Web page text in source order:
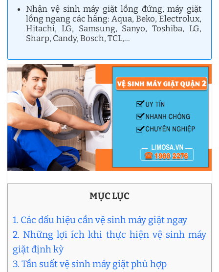
Nhận vệ sinh máy giặt lồng đứng, máy giặt
lồng ngang các hãng: Aqua, Beko, Electrolux,
Hitachi, LG, Samsung, Sanyo, Toshiba, LG,
Sharp, Candy, Bosch, TCL,…
MỤC LỤC
1. Các dấu hiệu cần vệ sinh máy giặt ngay
2. Những lợi ích khi thực hiện vệ sinh máy
giặt định kỳ
3. Tần suất vệ sinh máy giặt phù hợp